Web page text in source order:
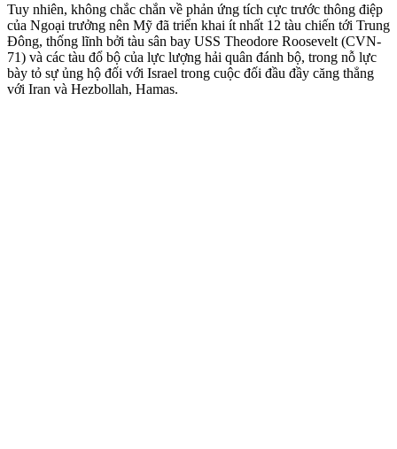
Tuy nhiên, không chắc chắn về phản ứng tích cực trước thông điệp
của Ngoại trưởng nên Mỹ đã triển khai ít nhất 12 tàu chiến tới Trung
Đông, thống lĩnh bởi tàu sân bay USS Theodore Roosevelt (CVN-
71) và các tàu đổ bộ của lực lượng hải quân đánh bộ, trong nỗ lực
bày tỏ sự ủng hộ đối với Israel trong cuộc đối đầu đầy căng thẳng
với Iran và Hezbollah, Hamas.